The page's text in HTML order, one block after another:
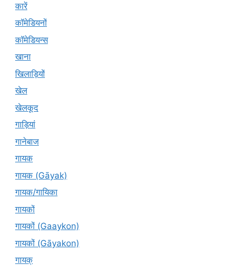
कारें
कॉमेडियनों
कॉमेडियन्स
खाना
खिलाड़ियों
खेल
खेलकूद
गाड़ियां
गानेबाज
गायक
गायक (Gāyak)
गायक/गायिका
गायकों
गायकों (Gaaykon)
गायकों (Gāyakon)
गायक्